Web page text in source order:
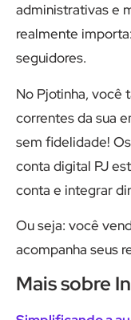
administrativas e
realmente
seguidores.
No Pjotinha, você
correntes da sua
sem fidelidade!
conta digital PJ
conta e integrar
Ou seja: você
acompanha seus
Mais sobre